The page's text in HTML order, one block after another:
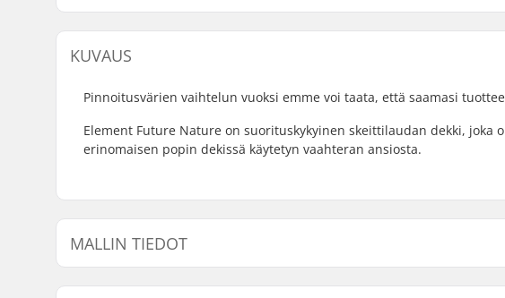
KUVAUS
Pinnoitusvärien vaihtelun vuoksi emme voi taata, että saamasi
Element Future Nature on suorituskykyinen skeittilaudan dekki, joka
erinomaisen popin dekissä käytetyn vaahteran ansiosta.
MALLIN TIEDOT